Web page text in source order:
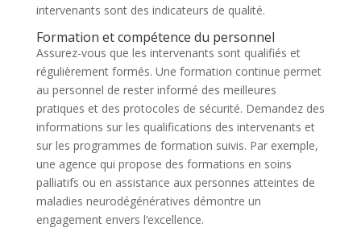
intervenants sont des indicateurs de qualité.
Formation et compétence du personnel
Assurez-vous que les intervenants sont qualifiés et
régulièrement formés. Une formation continue permet
au personnel de rester informé des meilleures
pratiques et des protocoles de sécurité. Demandez des
informations sur les qualifications des intervenants et
sur les programmes de formation suivis. Par exemple,
une agence qui propose des formations en soins
palliatifs ou en assistance aux personnes atteintes de
maladies neurodégénératives démontre un
engagement envers l’excellence.